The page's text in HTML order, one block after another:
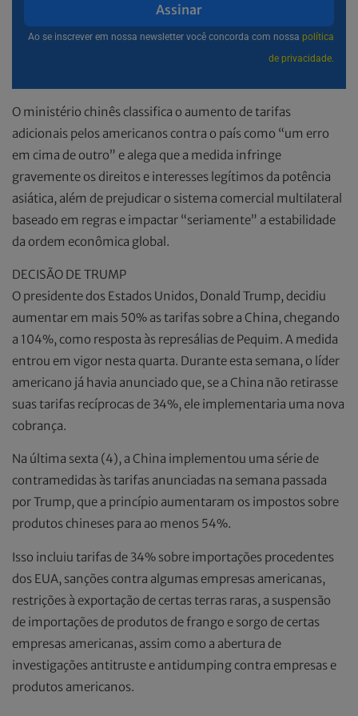
Assinar
Ao se inscrever em nossa newsletter você concorda com nossa política
de privacidade.
O ministério chinês classifica o aumento de tarifas
adicionais pelos americanos contra o país como “um erro
em cima de outro” e alega que a medida infringe
gravemente os direitos e interesses legítimos da potência
asiática, além de prejudicar o sistema comercial multilateral
baseado em regras e impactar “seriamente” a estabilidade
da ordem econômica global.
DECISÃO DE TRUMP
O presidente dos Estados Unidos, Donald Trump, decidiu
aumentar em mais 50% as tarifas sobre a China, chegando
a 104%, como resposta às represálias de Pequim. A medida
entrou em vigor nesta quarta. Durante esta semana, o líder
americano já havia anunciado que, se a China não retirasse
suas tarifas recíprocas de 34%, ele implementaria uma nova
cobrança.
Na última sexta (4), a China implementou uma série de
contramedidas às tarifas anunciadas na semana passada
por Trump, que a princípio aumentaram os impostos sobre
produtos chineses para ao menos 54%.
Isso incluiu tarifas de 34% sobre importações procedentes
dos EUA, sanções contra algumas empresas americanas,
restrições à exportação de certas terras raras, a suspensão
de importações de produtos de frango e sorgo de certas
empresas americanas, assim como a abertura de
investigações antitruste e antidumping contra empresas e
produtos americanos.